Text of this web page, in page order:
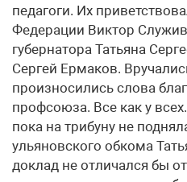
педагоги. Их
Федерации Виктор
губернатора Татьяна
Сергей Ермаков.
произносились слова
профсоюза. Все как у
пока на трибуну не
ульяновского обкома
доклад не отличался бы